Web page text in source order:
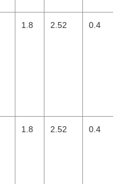
1.8 2.52 0.4
1.8 2.52 0.4